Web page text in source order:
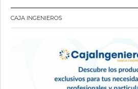
CAJA INGENIEROS